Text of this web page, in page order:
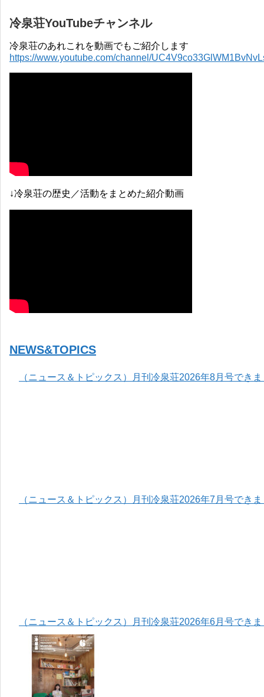
冷泉荘YouTubeチャンネル
冷泉荘のあれこれを動画でもご紹介します
https://www.youtube.com/channel/
↓冷泉荘の歴史／活動をまとめた紹介動画
NEWS&TOPICS
（ニュース＆トピックス）月刊冷泉荘2026年8月号でき
（ニュース＆トピックス）月刊冷泉荘2026年7月号でき
（ニュース＆トピックス）月刊冷泉荘2026年6月号でき